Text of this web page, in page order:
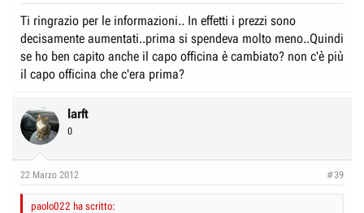
Ti ringrazio per le informazioni.. In effetti i prezzi sono
decisamente aumentati..prima si spendeva molto meno..Quindi
se ho ben capito anche il capo officina è cambiato? non c'è più
il capo officina che c'era prima?
larft
0
22 Marzo 2012 #39
paolo022 ha scritto: